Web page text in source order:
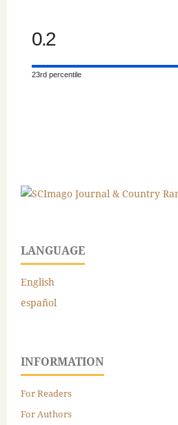
0.2
23rd percentile
LANGUAGE
English
español
INFORMATION
For Readers
For Authors